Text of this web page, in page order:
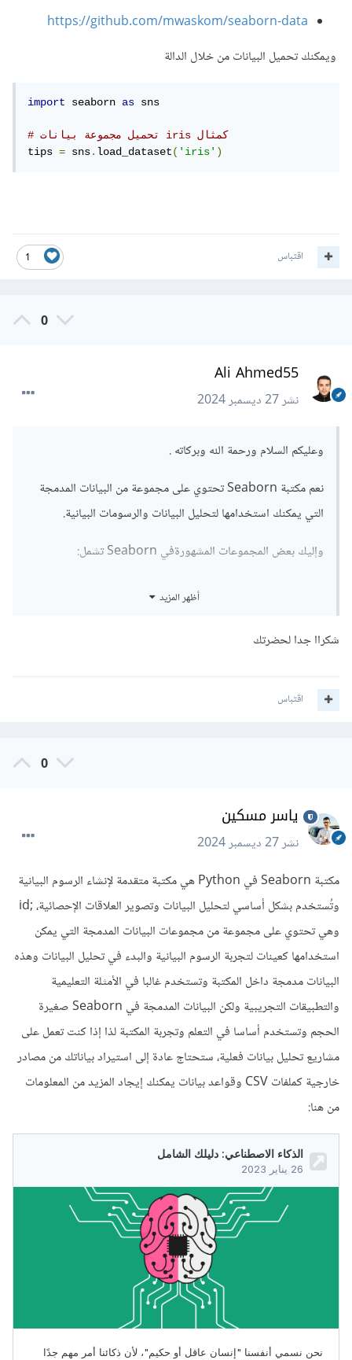
https://github.com/mwaskom/seaborn-data
ويمكنك تحميل البيانات من خلال الدالة
import seaborn as sns
# تحميل مجموعة بيانات iris كمثال
tips = sns.load_dataset('iris')
1 اقتباس
0
Ali Ahmed55
نشر27 ديسمبر 2024
وعليكم السلام ورحمة الله وبركاته .
نعم مكتبة Seaborn تحتوي على مجموعة من البيانات المدمجة
التي يمكنك استخدامها لتحليل البيانات والرسومات البيانية.
وإليك بعض المجموعات المشهورةفي Seaborn تشمل:
tips: تحتوي على بيانات تخص الفواتير والإكراميات في
المطاعم مع تفاصيل مثل قيمة الفاتورة، مقدار الإكرامية،
iris: تحتوي على بيانات خاصة بأزهار الإيريس، مع معلومات
مثل ما إذا كانوا قد نجاوا أو لا، العمر، الجنس، الفئة
بها:
ويمكنك تحميل البيانات من خلال الدالة
import seaborn as
tips = sns.load_dataset('iris')
أظهر المزيد
شكراا جدا لحضرتك
اقتباس
0
ياسر مسكين
نشر27 ديسمبر 2024
مكتبة Seaborn في Python هي مكتبة متقدمة لإنشاء الرسوم البيانية
وتُستخدم بشكل أساسي لتحليل البيانات وتصوير العلاقات الإحصائية، ;id
وهي تحتوي على مجموعة من مجموعات البيانات المدمجة التي يمكن
استخدامها كعينات لتجربة الرسوم البيانية والبدء في تحليل البيانات وهذه
البيانات مدمجة داخل المكتبة وتستخدم غالبا في الأمثلة التعليمية
والتطبيقات التجريبية ولكن البيانات المدمجة في Seaborn صغيرة
الحجم وتستخدم أساسا في التعلم وتجربة المكتبة لذا إذا كنت تعمل على
مشاريع تحليل بيانات فعلية، ستحتاج عادة إلى استيراد بياناتك من مصادر
خارجية كملفات CSV وقواعد بيانات يمكنك إيجاد المزيد من المعلومات
من هنا: